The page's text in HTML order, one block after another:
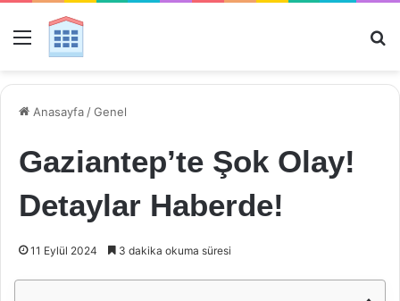
Menü
Anasayfa /Genel
Gaziantep’te Şok Olay!
Detaylar Haberde!
11 Eylül 2024 3 dakika okuma süresi